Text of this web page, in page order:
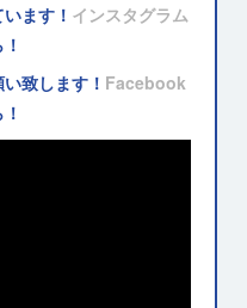
ます！ インスタグラム
致します！ Facebook